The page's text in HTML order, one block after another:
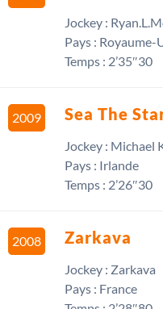
Jockey :
Pays : Royaume-
Temps : 2’35″30
2009 Sea The
Jockey : Michael
Pays : Irlande
Temps : 2’26″30
2008 Zarkava
Jockey : Zarkava
Pays : France